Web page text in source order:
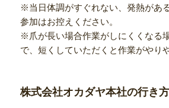
※当日体調がすぐれない、発熱があ
参加はお控えください。
※爪が長い場合作業がしにくくなる
で、短くしていただくと作業がやり
株式会社オカダヤ本社の行き方